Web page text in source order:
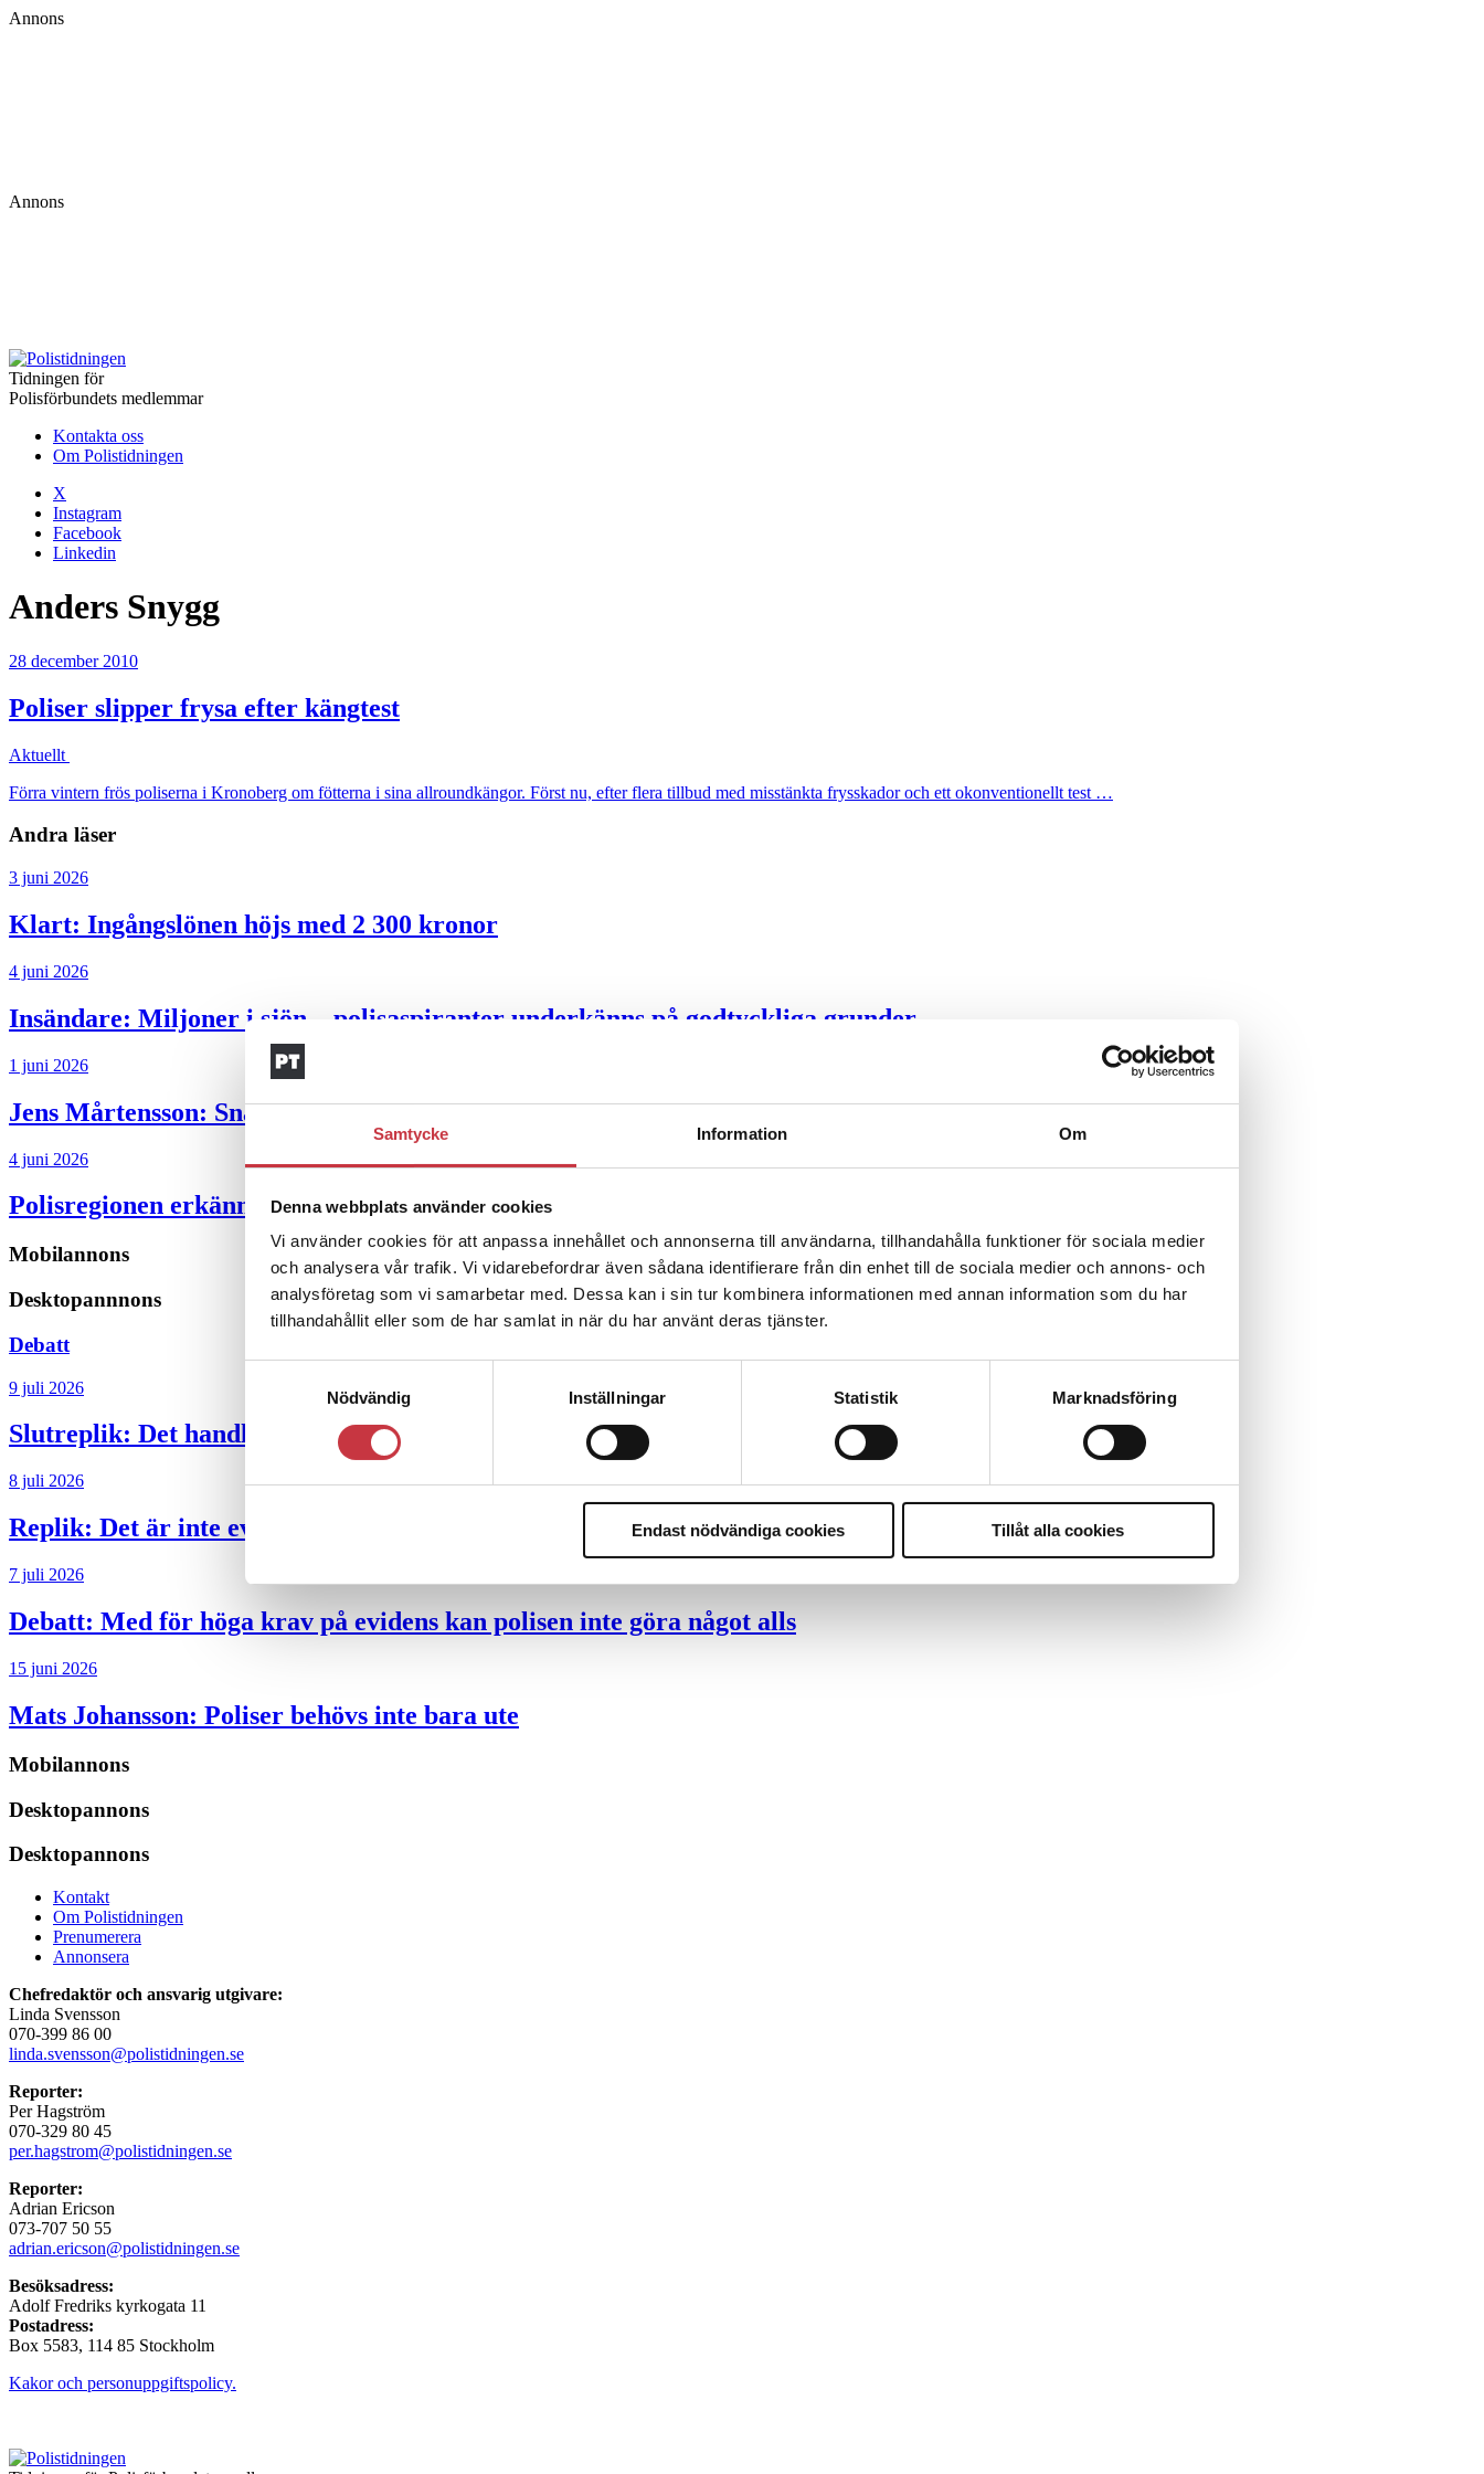
Samtycke Information Om
Denna webbplats använder cookies
Vi använder cookies för att anpassa innehållet och annonserna till användarna, tillhandahålla funktioner för sociala medier
och analysera vår trafik. Vi vidarebefordrar även sådana identifierare från din enhet till de sociala medier och annons- och
analysföretag som vi samarbetar med. Dessa kan i sin tur kombinera informationen med annan information som du har
tillhandahållit eller som de har samlat in när du har använt deras tjänster.
Nödvändig
Inställningar Statistik Marknadsföring
Endast nödvändiga cookies Tillåt alla cookies
Annons
Annons
Tidningen för
Polisförbundets medlemmar
Kontakta oss
Om Polistidningen
X
Instagram
Facebook
Linkedin
Anders Snygg
28 december 2010
Poliser slipper frysa efter kängtest
Aktuellt
Förra vintern frös poliserna i Kronoberg om fötterna i sina allroundkängor. Först nu, efter flera tillbud med misstänkta frysskador och ett okonventionellt test …
Andra läser
3 juni 2026
Klart: Ingångslönen höjs med 2 300 kronor
4 juni 2026
Insändare: Miljoner i sjön – polisaspiranter underkänns på godtyckliga grunder
1 juni 2026
Jens Mårtensson: Snart 20 år i tjänst – nu ska han lära sig grunderna
4 juni 2026
Polisregionen erkänner fel: ”Kommer att rättas till”
Mobilannons
Desktopannnons
Debatt
9 juli 2026
Slutreplik: Det handlar om kunskapsstyrning – inte om forskarnas motiv
8 juli 2026
Replik: Det är inte evidenskrav som bakbinder polisen
7 juli 2026
Debatt: Med för höga krav på evidens kan polisen inte göra något alls
15 juni 2026
Mats Johansson: Poliser behövs inte bara ute
Mobilannons
Desktopannons
Desktopannons
Kontakt
Om Polistidningen
Prenumerera
Annonsera
Chefredaktör och ansvarig utgivare:
Linda Svensson
070-399 86 00
linda.svensson@polistidningen.se
Reporter:
Per Hagström
070-329 80 45
per.hagstrom@polistidningen.se
Reporter:
Adrian Ericson
073-707 50 55
adrian.ericson@polistidningen.se
Besöksadress:
Adolf Fredriks kyrkogata 11
Postadress:
Box 5583, 114 85 Stockholm
Kakor och personuppgiftspolicy.